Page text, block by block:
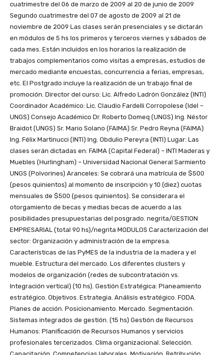
cuatrimestre del 06 de marzo de 2009 al 20 de junio de 2009
Segundo cuatrimestre del 07 de agosto de 2009 al 21 de
noviembre de 2009 Las clases serán presenciales y se dictarán
en módulos de 5 hs los primeros y terceros viernes y sábados de
cada mes. Están incluidos en los horarios la realización de
trabajos complementarios como visitas a empresas, estudios de
mercado mediante encuestas, concurrencia a ferias, empresas,
etc. El Postgrado incluye la realización de un trabajo final de
promoción. Director del curso: Lic. Alfredo Ladrón González (INTI)
Coordinador Académico: Lic. Claudio Fardelli Corropolese (IdeI –
UNGS) Consejo Académico Dr. Roberto Domeq (UNGS) Ing. Néstor
Braidot (UNGS) Sr. Mario Solano (FAIMA) Sr. Pedro Reyna (FAIMA)
Ing. Félix Martinucci (INTI) Ing. Obdulio Pereyra (INTI) Lugar: Las
clases serán dictadas en: FAIMA (Capital Federal) – INTI Maderas y
Muebles (Hurlingham) – Universidad Nacional General Sarmiento
UNGS (Polvorines) Aranceles: Se cobrará una matrícula de $500
(pesos quinientos) al momento de inscripción y 10 (diez) cuotas
mensuales de $500 (pesos quinientos). Se considerara el
otorgamiento de becas y medias becas de acuerdo a las
posibilidades presupuestarias del posgrado. negrita/GESTION
EMPRESARIAL (total 90 hs)/negrita MODULOS Caracterización del
sector: Organización y administración de la empresa.
Características de las PyMES de la industria de la madera y el
mueble. Estructura del mercado. Los diferentes clusters y
modelos de organización (redes de subcontratación vs.
Integración vertical) (10 hs). Gestión Estratégica: Planeamiento
estratégico. Objetivos. Estrategia. Análisis estratégico. FODA.
Planes de acción. Posicionamiento. Mercado. Segmentación.
Sistemas integrados de gestión. (15 hs) Gestión de Recursos
Humanos: Planificación de Recursos Humanos y servicios
profesionales tercerizados. Clima organizacional. Selección.